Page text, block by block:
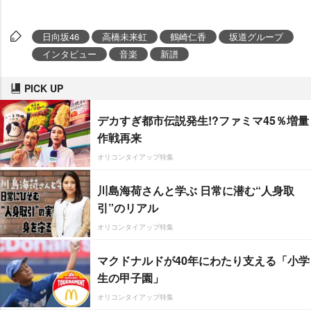
日向坂46 高橋未来虹 鶴崎仁香
坂道グループ
インタビュー
音楽 新譜
PICK UP
デカすぎ都市伝説発生!?ファミマ45％増量
作戦再来
オリコンタイアップ特集
川島海荷さんと学ぶ 日常に潜む“人身取
引”のリアル
オリコンタイアップ特集
マクドナルドが40年にわたり支える「小学
生の甲子園」
オリコンタイアップ特集